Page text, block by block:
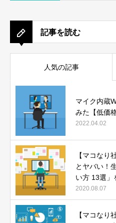
記事を読む
人気の記事
マイク内蔵
みた【低価
2022.04.02
【マコなり
とヤバい！
い方 13選」
2020.08.07
【マコなり